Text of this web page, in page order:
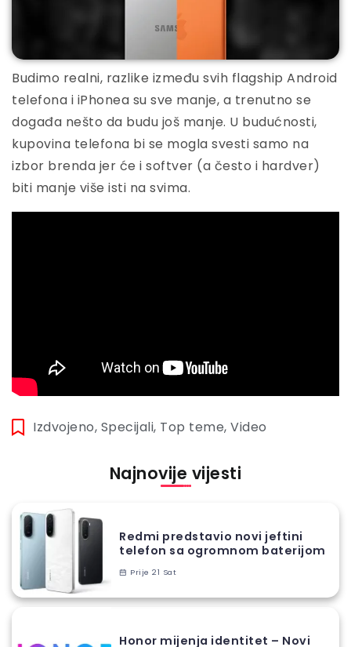
Budimo realni, razlike između svih flagship Android
telefona i iPhonea su sve manje, a trenutno se
događa nešto da budu još manje. U budućnosti,
kupovina telefona bi se mogla svesti samo na
izbor brenda jer će i softver (a često i hardver)
biti manje više isti na svima.
Izdvojeno, Specijali, Top teme, Video
Najnovije vijesti
Redmi predstavio novi jeftini
telefon sa ogromnom baterijom
Prije 21 Sat
Honor mijenja identitet – Novi